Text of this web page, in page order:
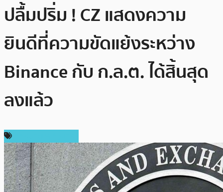
ปลื้มปริ่ม ! CZ แสดงความ
ยินดีที่ความขัดแย้งระหว่าง
Binance กับ ก.ล.ต. ได้สิ้นสุด
ลงแล้ว